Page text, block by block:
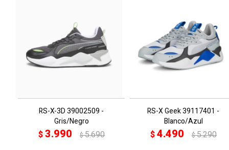
RS-X-3D 39002509 -
Gris/Negro
$3.990 $5.690
RS-X Geek 39117401 -
Blanco/Azul
$4.490 $5.290